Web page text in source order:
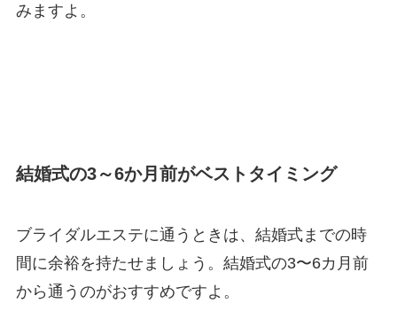
みますよ。
結婚式の3～6か月前がベストタイミング
ブライダルエステに通うときは、結婚式までの時
間に余裕を持たせましょう。結婚式の3〜6カ月前
から通うのがおすすめですよ。